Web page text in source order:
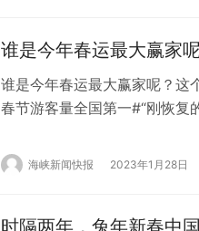
谁是今年春运最大赢家
谁是今年春运最大赢家呢？这
春节游客量全国第一#“刚恢复
客爆满，导游上山下山，甚至
海峡新闻快报 2023年1月28日